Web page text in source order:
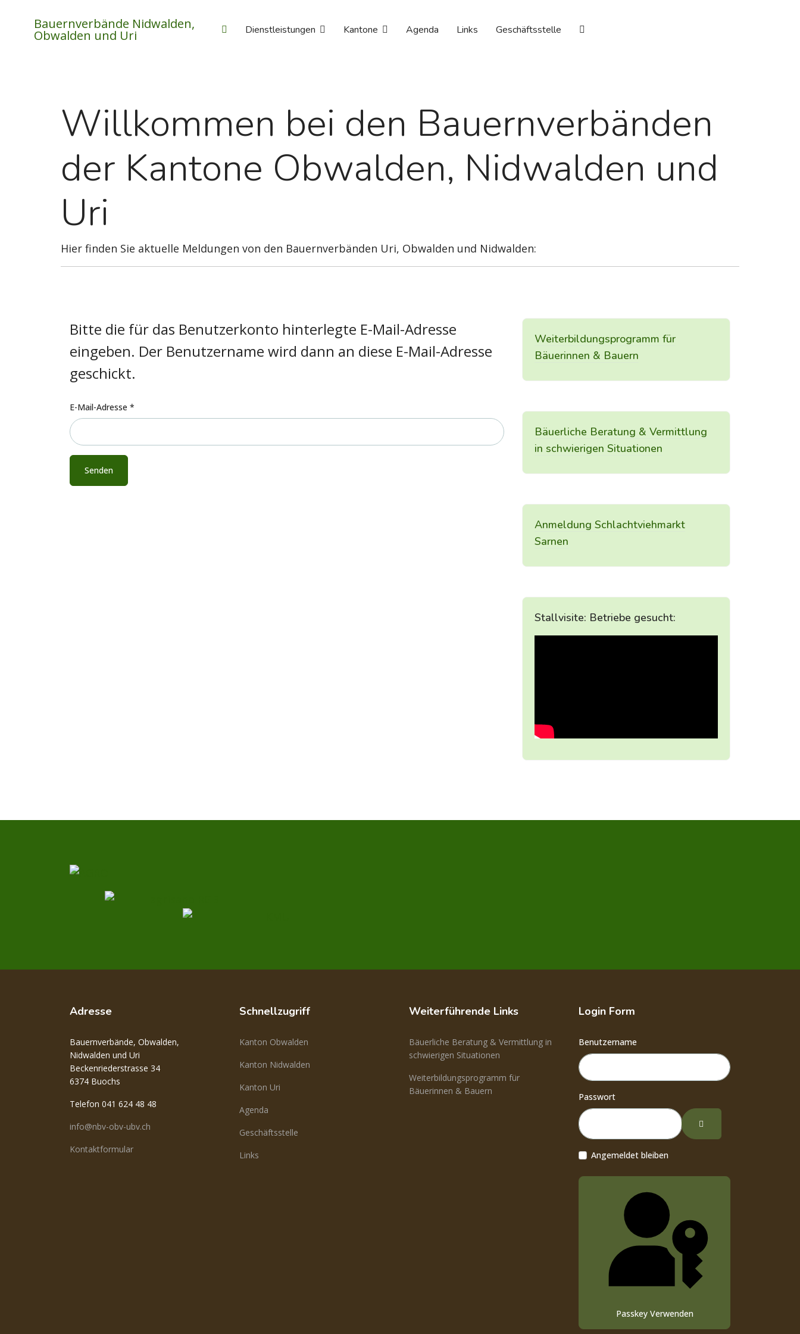
Bauernverbände Nidwalden,
Obwalden und Uri Dienstleistungen Kantone Agenda Links Geschäftsstelle
Willkommen bei den Bauernverbänden
der Kantone Obwalden, Nidwalden und
Uri
Hier finden Sie aktuelle Meldungen von den Bauernverbänden Uri, Obwalden und Nidwalden:
Bitte die für das Benutzerkonto hinterlegte E-Mail-Adresse
eingeben. Der Benutzername wird dann an diese E-Mail-Adresse
geschickt.
E-Mail-Adresse *
Senden
Weiterbildungsprogramm für
Bäuerinnen & Bauern
Bäuerliche Beratung & Vermittlung
in schwierigen Situationen
Anmeldung Schlachtviehmarkt
Sarnen
Stallvisite: Betriebe gesucht:
Adresse
Bauernverbände, Obwalden,
Nidwalden und Uri
Beckenriederstrasse 34
6374 Buochs
Telefon 041 624 48 48
info@nbv-obv-ubv.ch
Kontaktformular
Schnellzugriff
Kanton Obwalden
Kanton Nidwalden
Kanton Uri
Agenda
Geschäftsstelle
Links
Weiterführende Links
Bäuerliche Beratung & Vermittlung in
schwierigen Situationen
Weiterbildungsprogramm für
Bäuerinnen & Bauern
Login Form
Benutzername
Passwort
Passwort Anzeigen
Angemeldet bleiben
Passkey Verwenden